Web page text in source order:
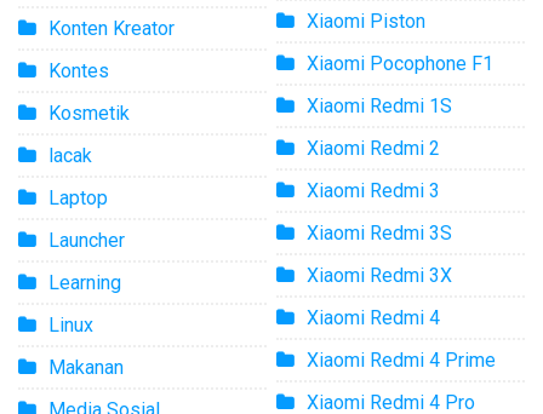
Konten Kreator
Kontes
Kosmetik
lacak
Laptop
Launcher
Learning
Linux
Makanan
Xiaomi Piston
Xiaomi Pocophone F1
Xiaomi Redmi 1S
Xiaomi Redmi 2
Xiaomi Redmi 3
Xiaomi Redmi 3S
Xiaomi Redmi 3X
Xiaomi Redmi 4
Xiaomi Redmi 4 Prime
Xiaomi Redmi 4 Pro